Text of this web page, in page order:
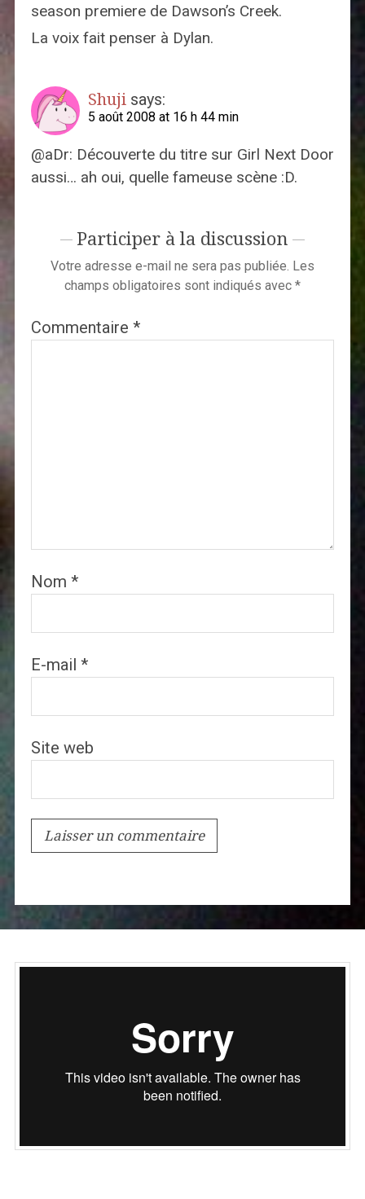
season premiere de Dawson’s Creek.
La voix fait penser à Dylan.
Shuji says:
5 août 2008 at 16 h 44 min
@aDr: Découverte du titre sur Girl Next Door
aussi… ah oui, quelle fameuse scène :D.
Participer à la discussion
Votre adresse e-mail ne sera pas publiée. Les
champs obligatoires sont indiqués avec *
Commentaire *
Nom *
E-mail *
Site web